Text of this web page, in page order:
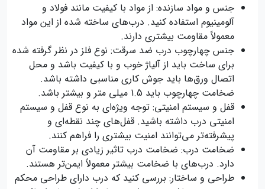
جنس و مواد سازنده: از مواد با کیفیت مانند فولاد و
آلومینیوم استفاده کنید. درب‌های ساخته شده از این مواد
معمولاً مقاومت بیشتری دارند.
جنس چهارچوب درب ضد سرقت: نوع فلز در نظر گرفته شده
برای ساخت باید از آلیاژ خوب و با کیفیت باشد و محل
اتصال ورق‌ها باید جوش کاری مناسبی داشته باشد.
ضخامت چهارچوب باید 1.5 میلی متر و بیشتر باشد.
قفل و سیستم امنیتی: توجه ویژه‌ای به نوع قفل و سیستم
امنیتی درب داشته باشید. قفل‌های چند نقطه‌ای و
پیشرفته‌تر می‌توانند امنیت بیشتری را فراهم کنند.
ضخامت درب: ضخامت درب تاثیر زیادی بر مقاومت آن
دارد. درب‌های با ضخامت بیشتر معمولاً ایمن‌تر هستند.
طراحی و ساختار: بررسی کنید که درب دارای طراحی محکم